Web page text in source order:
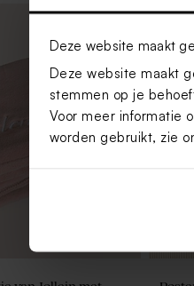
Deze website maakt
Deze website maakt
stemmen op je
Voor meer informatie
worden gebruikt, zie